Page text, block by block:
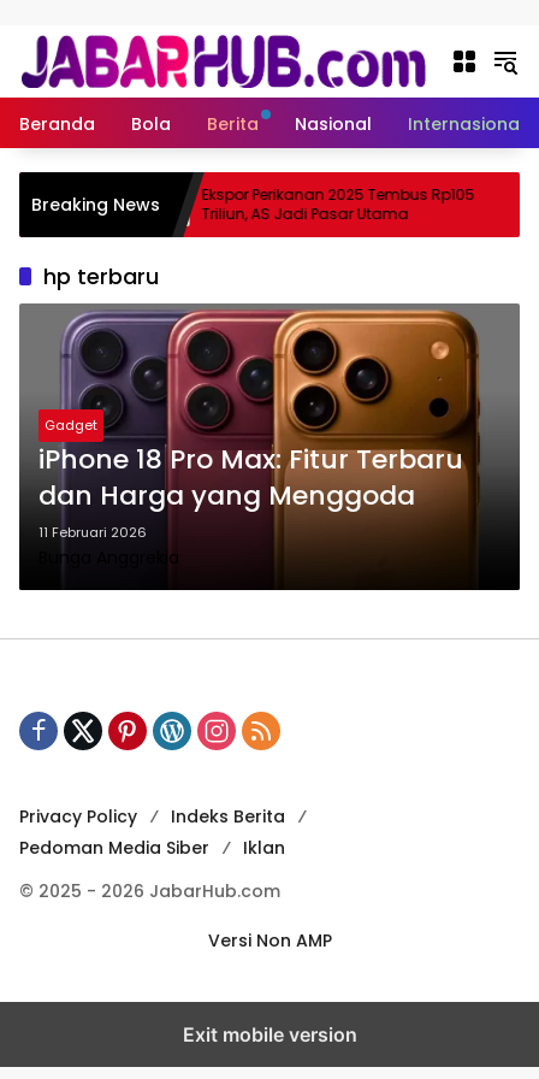
Beranda Bola Berita Nasional Internasional
Breaking News
Apa
Suzuki?
Ekspor Perikanan 2025 Tembus Rp105
Triliun, AS Jadi Pasar Utama
hp terbaru
Gadget
iPhone 18 Pro Max: Fitur Terbaru
dan Harga yang Menggoda
11 Februari 2026
Bunga Anggrekia
Privacy Policy
Indeks Berita
Pedoman Media Siber
Iklan
© 2025 - 2026 JabarHub.com
Versi Non AMP
Exit mobile version